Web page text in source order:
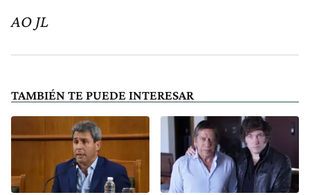
AO JL
TAMBIÉN TE PUEDE INTERESAR